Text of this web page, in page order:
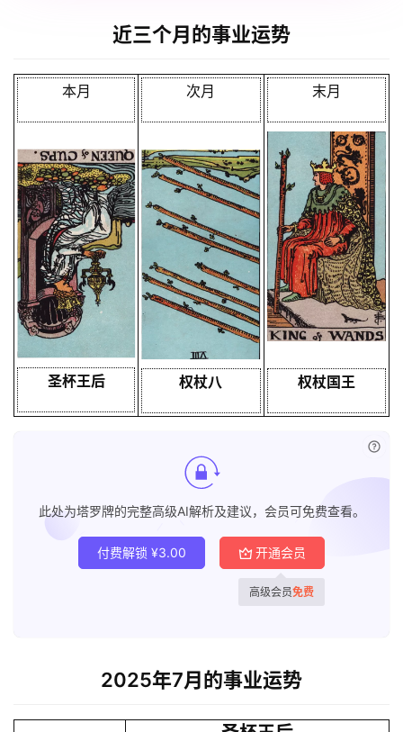
近三个月的事业运势
本月
圣杯王后
次月
权杖八
末月
权杖国王
此处为塔罗牌的完整高级AI解析及建议，会员可免费查看。
付费解锁 ¥3.00 开通会员
高级会员免费
2025年7月的事业运势